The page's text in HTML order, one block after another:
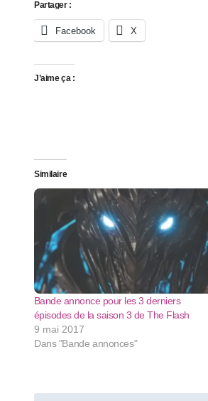
Partager :
Facebook X
J’aime ça :
Similaire
Bande annonce pour les 3 derniers
épisodes de la saison 3 de The Flash
9 mai 2017
Dans "Bande annonces"